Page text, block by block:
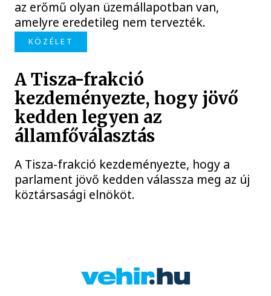
az erőmű olyan üzemállapotban van,
amelyre eredetileg nem tervezték.
KÖZÉLET
A Tisza-frakció
kezdeményezte, hogy jövő
kedden legyen az
államfőválasztás
A Tisza-frakció kezdeményezte, hogy a
parlament jövő kedden válassza meg az új
köztársasági elnököt.